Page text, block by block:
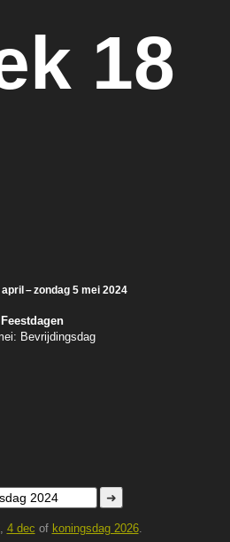
18
– zondag 5 mei 2024
Feestdagen
Bevrijdingsdag
➜
, 4 dec of koningsdag 2026.